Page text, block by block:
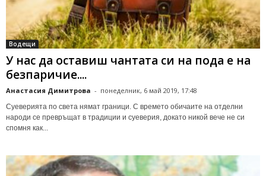
Водещи
У нас да оставиш чантата си на пода е на
безпаричие....
Анастасия Димитрова - понеделник, 6 май 2019, 17:48
Суеверията по света нямат граници. С времето обичаите на отделни
народи се превръщат в традиции и суеверия, докато никой вече не си
спомня как...